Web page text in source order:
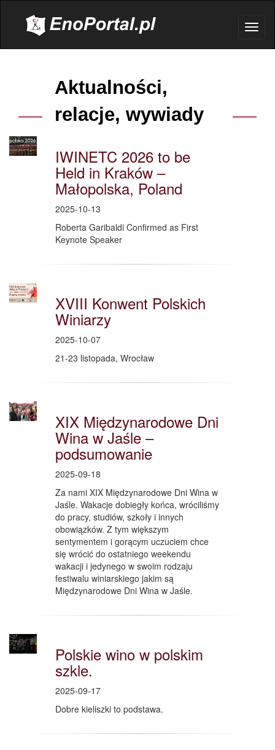
Aktualności,
relacje, wywiady
IWINETC 2026 to be
Held in Kraków –
Małopolska, Poland
2025-10-13
Roberta Garibaldi Confirmed as First
Keynote Speaker
XVIII Konwent Polskich
Winiarzy
2025-10-07
21-23 listopada, Wrocław
XIX Międzynarodowe Dni
Wina w Jaśle –
podsumowanie
2025-09-18
Za nami XIX Międzynarodowe Dni Wina w
Jaśle. Wakacje dobiegły końca, wróciliśmy
do pracy, studiów, szkoły i innych
obowiązków. Z tym większym
sentymentem i gorącym uczuciem chce
się wrócić do ostatniego weekendu
wakacji i jedynego w swoim rodzaju
festiwalu winiarskiego jakim są
Międzynarodowe Dni Wina w Jaśle.
Polskie wino w polskim
szkle.
2025-09-17
Dobre kieliszki to podstawa.